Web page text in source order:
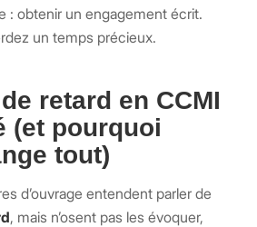
: obtenir un engagement écrit.
un temps précieux.
retard en CCMI
(et pourquoi
tout)
d’ouvrage entendent parler de
, mais n’osent pas les évoquer,